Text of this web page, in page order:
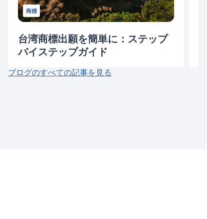
商標
台湾商標出願を簡単に：ステップ
バイステップガイド
03/24/2024
ブログのすべての記事を見る